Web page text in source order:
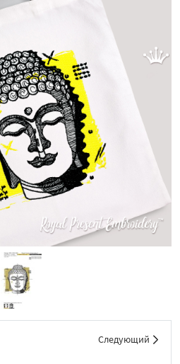
Следующий